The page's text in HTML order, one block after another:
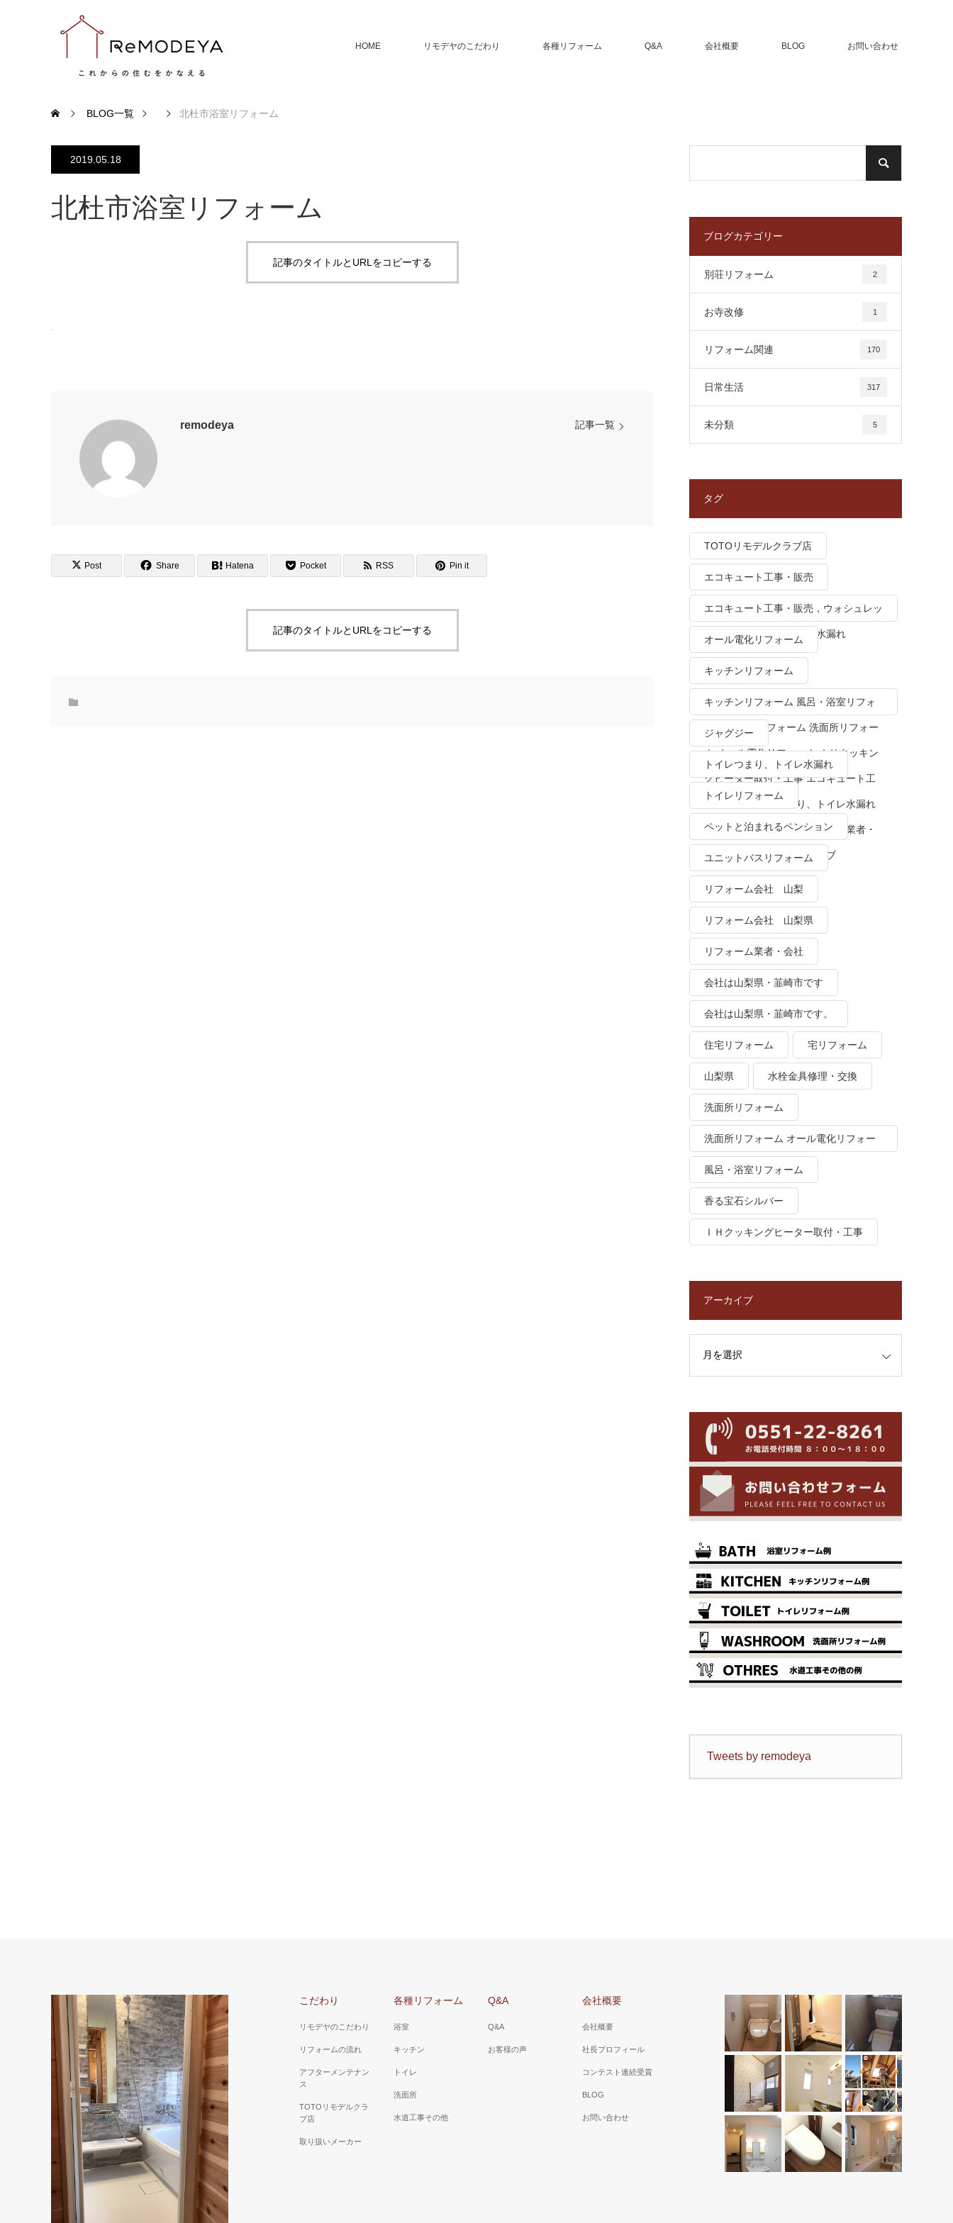
HOME リモデヤのこだわり 各種リフォーム Q&A 会社概要 BLOG お問い合わせ
BLOG一覧 北杜市浴室リフォーム
2019.05.18
北杜市浴室リフォーム
記事のタイトルとURLをコピーする
remodeya 記事一覧
Post Share Hatena Pocket RSS Pin it
記事のタイトルとURLをコピーする
ブログカテゴリー
別荘リフォーム 2
お寺改修 1
リフォーム関連 170
日常生活 317
未分類 5
タグ
TOTOリモデルクラブ店
エコキュート工事・販売
エコキュート工事・販売，ウォシュレッ
ト トイレつまり、トイレ水漏れ
オール電化リフォーム
キッチンリフォーム
キッチンリフォーム 風呂・浴室リフォ
ーム トイレリフォーム 洗面所リフォー
ム オール電化リフォーム ＩＨクッキン
グヒーター取付・工事 エコキュート工
事・販売 トイレつまり、トイレ水漏れ
水栓金具修理・交換 リフォーム業者・
会社 ＴＯＴＯリモデルクラブ
ジャグジー
トイレつまり、トイレ水漏れ
トイレリフォーム
ペットと泊まれるペンション
ユニットバスリフォーム
リフォーム会社 山梨
リフォーム会社 山梨県
リフォーム業者・会社
会社は山梨県・韮崎市です
会社は山梨県・韮崎市です。
住宅リフォーム 宅リフォーム
山梨県 水栓金具修理・交換
洗面所リフォーム
洗面所リフォーム オール電化リフォー
ム
風呂・浴室リフォーム
香る宝石シルバー
ＩＨクッキングヒーター取付・工事
アーカイブ
Tweets by remodeya
こだわり
リモデヤのこだわり
リフォームの流れ
アフターメンテナン
ス
TOTOリモデルクラ
ブ店
取り扱いメーカー
各種リフォーム
浴室
キッチン
トイレ
洗面所
水道工事その他
Q&A
Q&A
お客様の声
会社概要
会社概要
社長プロフィール
コンテスト連続受賞
BLOG
お問い合わせ